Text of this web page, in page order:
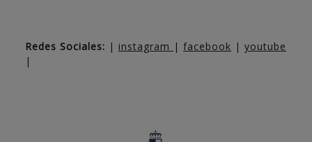
Redes Sociales: | instagram | facebook | youtube
|